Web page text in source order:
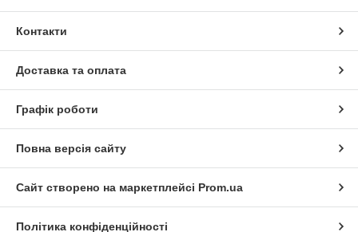
Контакти
Доставка та оплата
Графік роботи
Повна версія сайту
Сайт створено на маркетплейсі Prom.ua
Політика конфіденційності